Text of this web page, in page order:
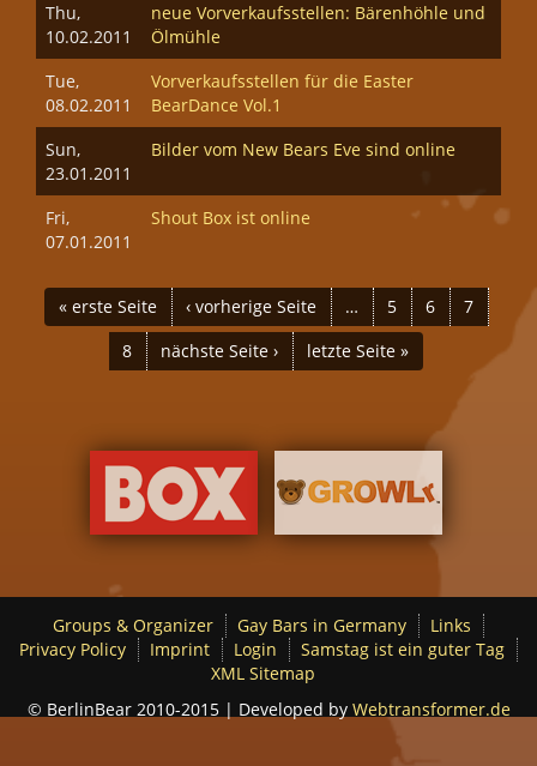
Thu,
10.02.2011
neue Vorverkaufsstellen: Bärenhöhle und
Ölmühle
Tue,
08.02.2011
Vorverkaufsstellen für die Easter
BearDance Vol.1
Sun,
23.01.2011
Bilder vom New Bears Eve sind online
Fri,
07.01.2011
Shout Box ist online
PAGES
« erste Seite ‹ vorherige Seite … 5 6
7
8
nächste Seite › letzte Seite »
Groups & Organizer Gay Bars in Germany
Links
Privacy Policy
Imprint Login
Samstag ist ein guter Tag
XML Sitemap
© BerlinBear 2010-2015 | Developed by Webtransformer.de